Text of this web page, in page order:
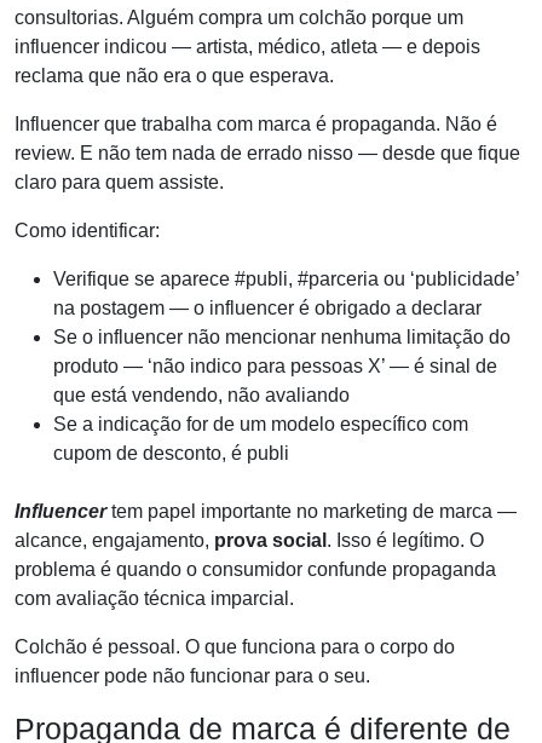
consultorias. Alguém compra um colchão porque um
influencer indicou — artista, médico, atleta — e depois
reclama que não era o que esperava.
Influencer que trabalha com marca é propaganda. Não é
review. E não tem nada de errado nisso — desde que fique
claro para quem assiste.
Como identificar:
Verifique se aparece #publi, #parceria ou ‘publicidade’
na postagem — o influencer é obrigado a declarar
Se o influencer não mencionar nenhuma limitação do
produto — ‘não indico para pessoas X’ — é sinal de
que está vendendo, não avaliando
Se a indicação for de um modelo específico com
cupom de desconto, é publi
Influencertem papel importante no marketing de marca —
alcance, engajamento, prova social . Isso é legítimo. O
problema é quando o consumidor confunde propaganda
com avaliação técnica imparcial.
Colchão é pessoal. O que funciona para o corpo do
influencer pode não funcionar para o seu.
Propaganda de marca é diferente de